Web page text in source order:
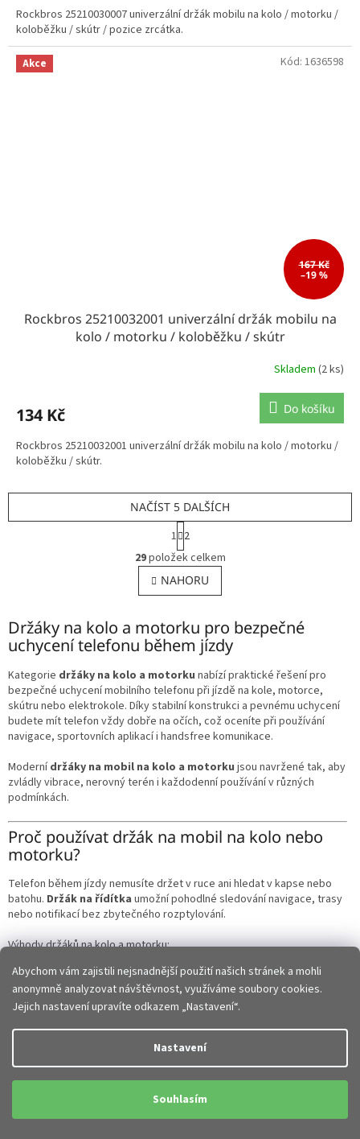
Abychom vám zajistili nejsnadnější použití našich stránek a mohli
anonymně analyzovat návštěvnost, využíváme soubory cookies.
Jejich nastavení upravíte odkazem „Nastavení“.
Nastavení
Souhlasím
Rockbros 25210030007 univerzální držák mobilu na kolo / motorku /
koloběžku / skútr / pozice zrcátka.
Akce
167 Kč
–19 %
Rockbros 25210032001 univerzální držák mobilu na
kolo / motorku / koloběžku / skútr
Skladem (2 ks)
134 Kč Do košíku
Rockbros 25210032001 univerzální držák mobilu na kolo / motorku /
koloběžku / skútr.
Kód: 1636598
O
v
l
á
a
c
í
p
r
v
k
y
ý
p
u
NAČÍST 5 DALŠÍCH
S
t
r
á
n
k
v
á
n
1 2
29položek celkem
NAHORU
Držáky na kolo a motorku pro bezpečné
uchycení telefonu během jízdy
Kategorie držáky na kolo a motorku nabízí praktické řešení pro
bezpečné uchycení mobilního telefonu při jízdě na kole, motorce,
skútru nebo elektrokole. Díky stabilní konstrukci a pevnému uchycení
budete mít telefon vždy dobře na očích, což oceníte při používání
navigace, sportovních aplikací i handsfree komunikace.
Modernídržáky na mobil na kolo a motorku jsou navržené tak, aby
zvládly vibrace, nerovný terén i každodenní používání v různých
podmínkách.
Proč používat držák na mobil na kolo nebo
motorku?
Telefon během jízdy nemusíte držet v ruce ani hledat v kapse nebo
batohu. Držák na řídítka umožní pohodlné sledování navigace, trasy
nebo notifikací bez zbytečného rozptylování.
Výhody držáků na kolo a motorku:
bezpečné uchycení telefonu během jízdy
pohodlné používání GPS navigace
rychlý přístup k telefonu
Ideální doplněk pro cyklistiku, motorkáře i každodenní dojíždění.
Jaké typy držáků na kolo a motorku existují?